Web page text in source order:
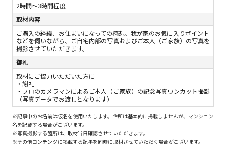
2時間～3時間程度
取材内容
ご購入の経緯、お住まいになっての感想、我が家のお気に入りポイント
などを伺いながら、ご自宅内部の写真およびご本人（ご家族）の写真を
撮影させていただきます。
御礼
取材にご協力いただいた⽅に
・謝礼
・プロのカメラマンによるご本人（ご家族）の記念写真ワンカット撮影
（写真データでお渡しとなります）
※記事中のお名前は仮名を使用いたします。住所は基本的に掲載しませんが、マンション
名を記載する場合がございます。
※写真撮影する箇所は、取材当日確認させていただきます。
※その他コンテンツに掲載する記事を同時に取材させていただく場合がございます。